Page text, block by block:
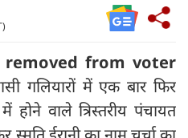
from voter
गलियारों में एक बार फिर
वाले त्रिस्तरीय पंचायत